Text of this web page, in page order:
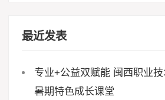
最近发表
专业+公益双赋能 闽西职业
暑期特色成长课堂